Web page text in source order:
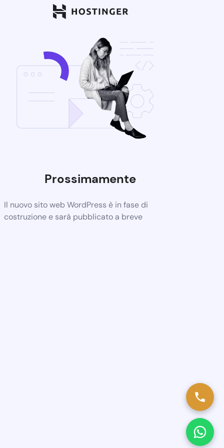
Prossimamente
Il nuovo sito web WordPress è in fase di
costruzione e sarà pubblicato a breve